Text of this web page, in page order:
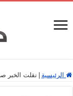
الرئيسية نقلت الخبر